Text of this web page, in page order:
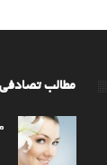
مطالب تصادفی